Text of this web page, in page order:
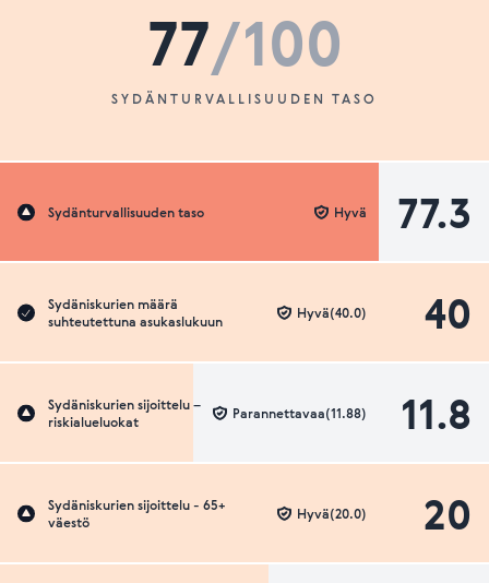
77/100
SYDÄNTURVALLISUUDEN TASO
Sydänturvallisuuden taso 77.3
Hyvä
Sydäniskurien määrä
suhteutettuna asukaslukuun
40
Hyvä(40.0)
Sydäniskurien sijoittelu –
riskialueluokat
11.8
Parannettavaa(11.88)
Sydäniskurien sijoittelu - 65+
väestö
20
Hyvä(20.0)